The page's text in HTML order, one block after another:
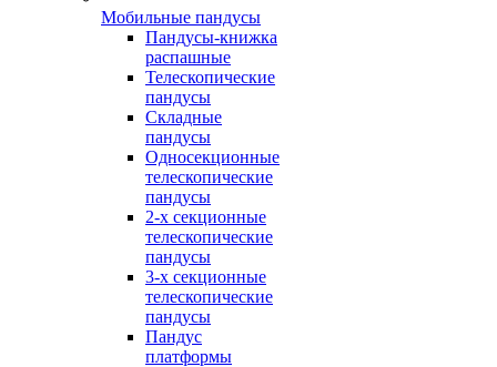
Мобильные пандусы
Пандусы-книжка
распашные
Телескопические
пандусы
Складные
пандусы
Односекционные
телескопические
пандусы
2-х секционные
телескопические
пандусы
3-х секционные
телескопические
пандусы
Пандус
платформы